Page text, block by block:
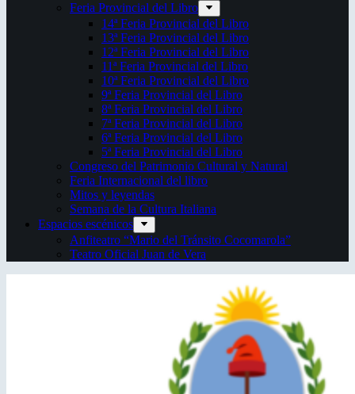
Feria Provincial del Libro
14ª Feria Provincial del Libro
13ª Feria Provincial del Libro
12ª Feria Provincial del Libro
11ª Feria Provincial del Libro
10ª Feria Provincial del Libro
9ª Feria Provincial del Libro
8ª Feria Provincial del Libro
7ª Feria Provincial del Libro
6ª Feria Provincial del Libro
5ª Feria Provincial del Libro
Congreso del Patrimonio Cultural y Natural
Feria Internacional del libro
Mitos y leyendas
Semana de la Cultura Italiana
Espacios escénicos
Anfiteatro “Mario del Tránsito Cocomarola”
Teatro Oficial Juan de Vera